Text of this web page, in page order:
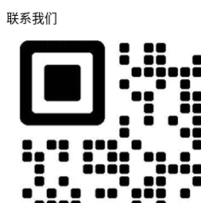
联系我们